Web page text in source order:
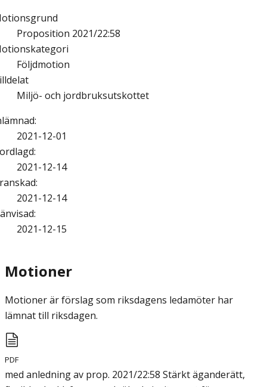
Proposition 2021/22:58
Följdmotion
Miljö- och jordbruksutskottet
:
2021-12-01
:
2021-12-14
:
2021-12-14
:
2021-12-15
Motioner
Motioner är förslag som riksdagens ledamöter har
lämnat till riksdagen.
PDF
med anledning av prop. 2021/22:58 Stärkt äganderätt,